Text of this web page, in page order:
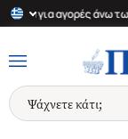
για αγορές άνω